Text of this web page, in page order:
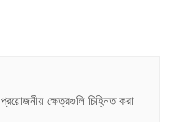
প্রয়োজনীয় ক্ষেত্রগুলি চিহ্নিত করা